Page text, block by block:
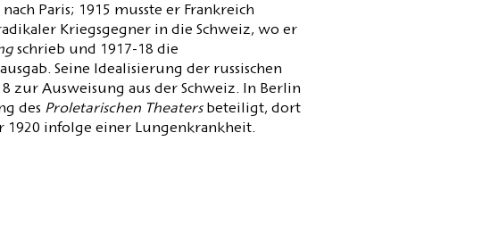
Paris; 1915 musste er Frankreich
Kriegsgegner in die Schweiz, wo er
schrieb und 1917-18 die
Seine Idealisierung der russischen
zur Ausweisung aus der Schweiz. In Berlin
des Proletarischen Theaters beteiligt, dort
1920 infolge einer Lungenkrankheit.